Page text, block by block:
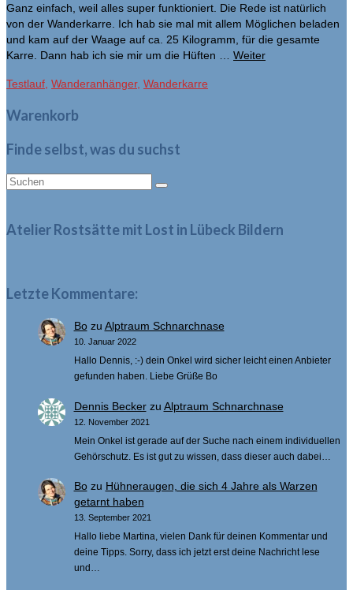
Ganz einfach, weil alles super funktioniert. Die Rede ist natürlich
von der Wanderkarre. Ich hab sie mal mit allem Möglichen beladen
und kam auf der Waage auf ca. 25 Kilogramm, für die gesamte
Karre. Dann hab ich sie mir um die Hüften … Weiter
Testlauf Wanderanhänger, Wanderkarre
Warenkorb
Finde selbst, was du suchst
Suche
Atelier Rostsätte mit Lost in Lübeck Bildern
Letzte Kommentare:
Bozu Alptraum Schnarchnase
10. Januar 2022
Hallo Dennis, :-) dein Onkel wird sicher leicht einen Anbieter
gefunden haben. Liebe Grüße Bo
Dennis Beckerzu Alptraum Schnarchnase
12. November 2021
Mein Onkel ist gerade auf der Suche nach einem individuellen
Gehörschutz. Es ist gut zu wissen, dass dieser auch dabei…
Bozu Hühneraugen, die sich 4 Jahre als Warzen
getarnt haben
13. September 2021
Hallo liebe Martina, vielen Dank für deinen Kommentar und
deine Tipps. Sorry, dass ich jetzt erst deine Nachricht lese
und…